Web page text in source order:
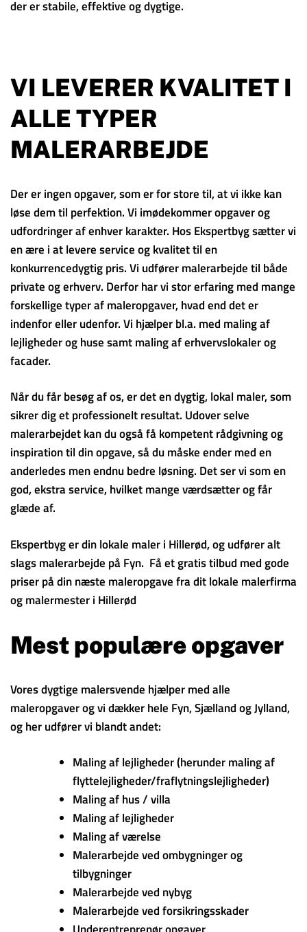
der er stabile, effektive og dygtige.
VI LEVERER KVALITET I
ALLE TYPER
MALERARBEJDE
Der er ingen opgaver, som er for store til, at vi ikke kan
løse dem til perfektion. Vi imødekommer opgaver og
udfordringer af enhver karakter. Hos Ekspertbyg sætter vi
en ære i at levere service og kvalitet til en
konkurrencedygtig pris. Vi udfører malerarbejde til både
private og erhverv. Derfor har vi stor erfaring med mange
forskellige typer af maleropgaver, hvad end det er
indenfor eller udenfor. Vi hjælper bl.a. med maling af
lejligheder og huse samt maling af erhvervslokaler og
facader.
Når du får besøg af os, er det en dygtig, lokal maler, som
sikrer dig et professionelt resultat. Udover selve
malerarbejdet kan du også få kompetent rådgivning og
inspiration til din opgave, så du måske ender med en
anderledes men endnu bedre løsning. Det ser vi som en
god, ekstra service, hvilket mange værdsætter og får
glæde af.
Ekspertbyg er din lokale maler i Hillerød, og udfører alt
slags malerarbejde på Fyn. Få et gratis tilbud med gode
priser på din næste maleropgave fra dit lokale malerfirma
og malermester i Hillerød
Mest populære opgaver
Vores dygtige malersvende hjælper med alle
maleropgaver og vi dækker hele Fyn, Sjælland og Jylland,
og her udfører vi blandt andet:
Maling af lejligheder (herunder maling af
flyttelejligheder/fraflytningslejligheder)
Maling af hus / villa
Maling af lejligheder
Maling af værelse
Malerarbejde ved ombygninger og
tilbygninger
Malerarbejde ved nybyg
Malerarbejde ved forsikringsskader